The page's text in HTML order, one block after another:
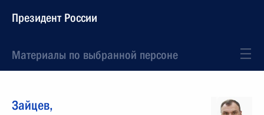
Президент России
Материалы по выбранной персоне
Зайцев,